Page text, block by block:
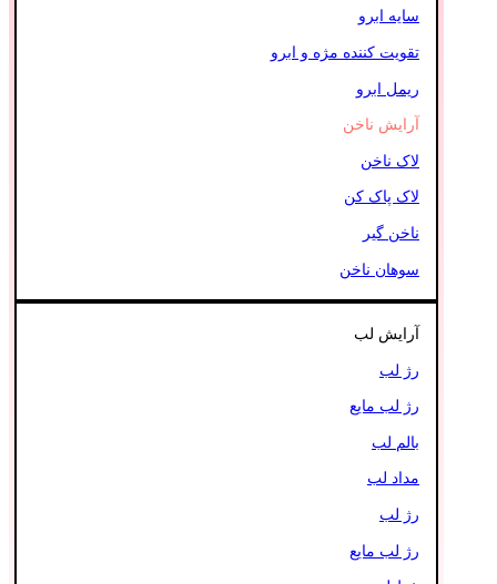
سایه ابرو
تقویت کننده مژه و ابرو
ریمل ابرو
آرایش ناخن
لاک ناخن
لاک پاک کن
ناخن گیر
سوهان ناخن
آرایش لب
رژ لب
رژ لب مایع
بالم لب
مداد لب
رژ لب
رژ لب مایع